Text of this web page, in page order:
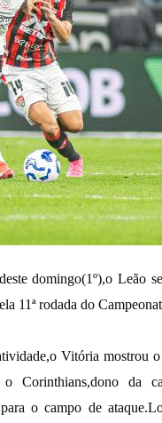
domingo(1º),o Leão
11ª rodada do
Vitória mostrou
Corinthians,dono da
o campo de